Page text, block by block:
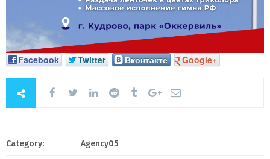
Facebook Twitter Вконтакте Google+
Category: Agency05